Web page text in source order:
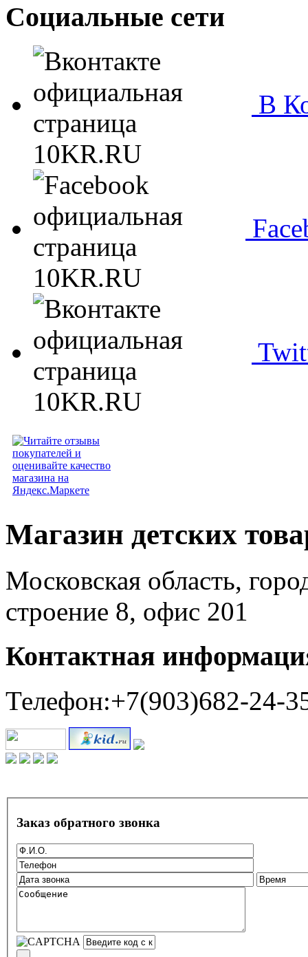
Социальные сети
В
Магазин детских
Московская область,
строение 8, офис 201
Контактная
Телефон:+7(903)682-24-
Заказ обратного звонка